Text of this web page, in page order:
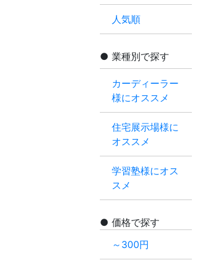
人気順
業種別で探す
カーディーラー
様にオススメ
住宅展示場様に
オススメ
学習塾様にオス
スメ
価格で探す
～300円